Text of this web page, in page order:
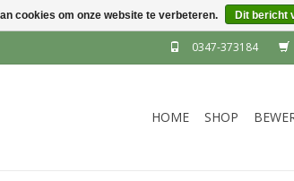
0347-373184
HOME SHOP
cookies om onze website te verbeteren. Dit bericht